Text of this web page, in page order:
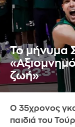
Το μήνυμα
ζωή»
Ο 35χρονος
παιδιά του